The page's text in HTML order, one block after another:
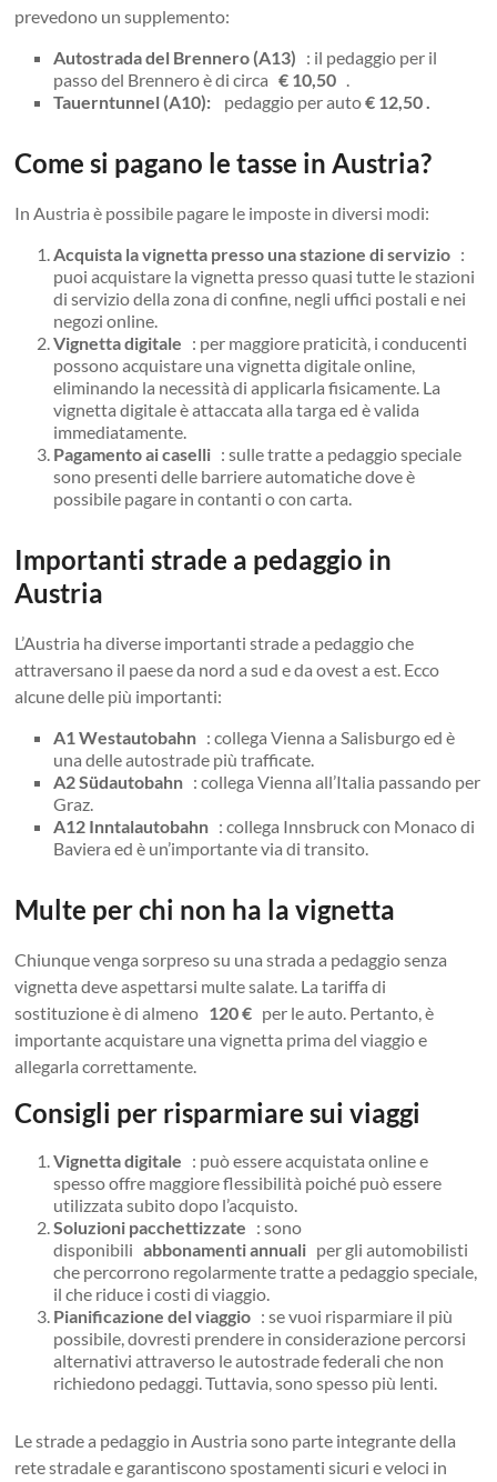
prevedono un supplemento:
Autostrada del Brennero (A13) : il pedaggio per il
passo del Brennero è di circa€ 10,50 .
Tauerntunnel (A10):
pedaggio per auto€ 12,50 .
Come si pagano le tasse in Austria?
In Austria è possibile pagare le imposte in diversi modi:
Acquista la vignetta presso una stazione di servizio :
puoi acquistare la vignetta presso quasi tutte le stazioni
di servizio della zona di confine, negli uffici postali e nei
negozi online.
Vignetta digitale : per maggiore praticità, i conducenti
possono acquistare una vignetta digitale online,
eliminando la necessità di applicarla fisicamente. La
vignetta digitale è attaccata alla targa ed è valida
immediatamente.
Pagamento ai caselli : sulle tratte a pedaggio speciale
sono presenti delle barriere automatiche dove è
possibile pagare in contanti o con carta.
Importanti strade a pedaggio in
Austria
L’Austria ha diverse importanti strade a pedaggio che
attraversano il paese da nord a sud e da ovest a est. Ecco
alcune delle più importanti:
A1 Westautobahn : collega Vienna a Salisburgo ed è
una delle autostrade più trafficate.
A2 Südautobahn : collega Vienna all’Italia passando per
Graz.
A12 Inntalautobahn : collega Innsbruck con Monaco di
Baviera ed è un’importante via di transito.
Multe per chi non ha la vignetta
Chiunque venga sorpreso su una strada a pedaggio senza
vignetta deve aspettarsi multe salate. La tariffa di
sostituzione è di almeno 120 € per le auto. Pertanto, è
importante acquistare una vignetta prima del viaggio e
allegarla correttamente.
Consigli per risparmiare sui viaggi
Vignetta digitale : può essere acquistata online e
spesso offre maggiore flessibilità poiché può essere
utilizzata subito dopo l’acquisto.
Soluzioni pacchettizzate : sono
disponibiliabbonamenti annuali per gli automobilisti
che percorrono regolarmente tratte a pedaggio speciale,
il che riduce i costi di viaggio.
Pianificazione del viaggio : se vuoi risparmiare il più
possibile, dovresti prendere in considerazione percorsi
alternativi attraverso le autostrade federali che non
richiedono pedaggi. Tuttavia, sono spesso più lenti.
Le strade a pedaggio in Austria sono parte integrante della
rete stradale e garantiscono spostamenti sicuri e veloci in